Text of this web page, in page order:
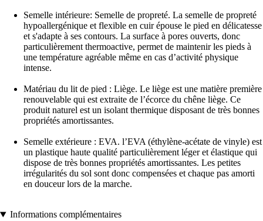
Semelle intérieure: Semelle de propreté. La semelle de propreté
hypoallergénique et flexible en cuir épouse le pied en délicatesse
et s'adapte à ses contours. La surface à pores ouverts, donc
particulièrement thermoactive, permet de maintenir les pieds à
une température agréable même en cas d’activité physique
intense.
Matériau du lit de pied : Liège. Le liège est une matière première
renouvelable qui est extraite de l’écorce du chêne liège. Ce
produit naturel est un isolant thermique disposant de très bonnes
propriétés amortissantes.
Semelle extérieure : EVA. l’EVA (éthylène-acétate de vinyle) est
un plastique haute qualité particulièrement léger et élastique qui
dispose de très bonnes propriétés amortissantes. Les petites
irrégularités du sol sont donc compensées et chaque pas amorti
en douceur lors de la marche.
Informations complémentaires